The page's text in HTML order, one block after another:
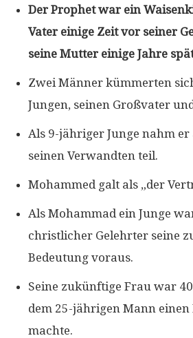
Der Prophet war ein
Vater einige Zeit vor seiner
seine Mutter einige Jahre
Zwei Männer kümmerten
Jungen, seinen Großvater
Als 9-jähriger Junge nahm
seinen Verwandten teil.
Mohammed galt als „der
Als Mohammad ein Junge
christlicher Gelehrter seine
Bedeutung voraus.
Seine zukünftige Frau war
dem 25-jährigen Mann
machte.